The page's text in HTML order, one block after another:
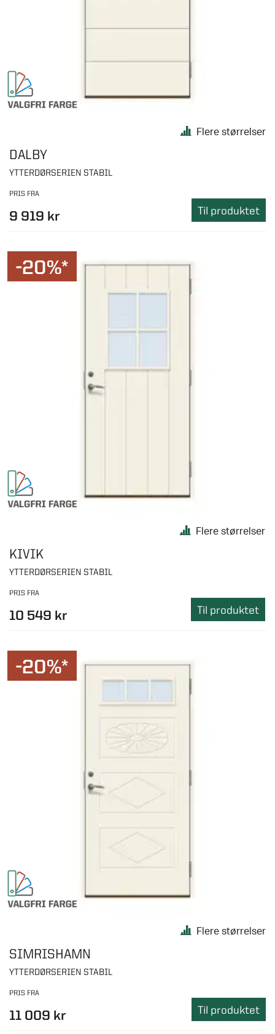
Flere størrelser
DALBY
YTTERDØRSERIEN STABIL
PRIS FRA
9 919 kr Til produktet
-20%*
Flere størrelser
KIVIK
YTTERDØRSERIEN STABIL
PRIS FRA
10 549 kr Til produktet
-20%*
Flere størrelser
SIMRISHAMN
YTTERDØRSERIEN STABIL
PRIS FRA
11 009 kr Til produktet